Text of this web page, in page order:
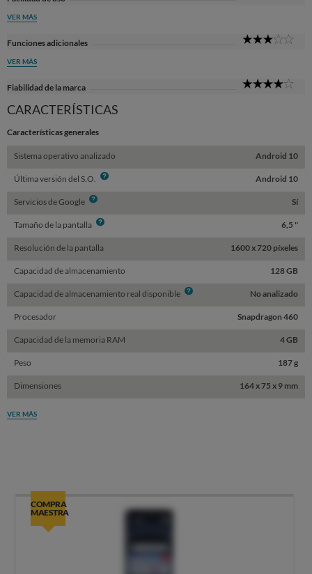
VER MÁS
Funciones adicionales
VER MÁS
Fiabilidad de la marca
CARACTERÍSTICAS
Características generales
Sistema operativo analizado Android 10
Última versión del S.O. Info Android 10
Servicios de Google Info Sí
Tamaño de la pantalla Info 6,5 "
Resolución de la pantalla 1600 x 720 píxeles
Capacidad de almacenamiento 128 GB
Capacidad de almacenamiento real disponible Info No analizado
Procesador Snapdragon 460
Capacidad de la memoria RAM 4 GB
Peso 187 g
Dimensiones 164 x 75 x 9 mm
VER MÁS
COMPRA
MAESTRA